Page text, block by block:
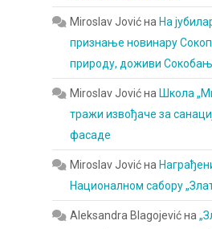
Miroslav Jovićна На
признање новинару
природу, доживи
Miroslav Jovićна Школа
тражи извођаче за
фасаде
Miroslav Jovićна
Националном сабору
Aleksandra Blagojevićна